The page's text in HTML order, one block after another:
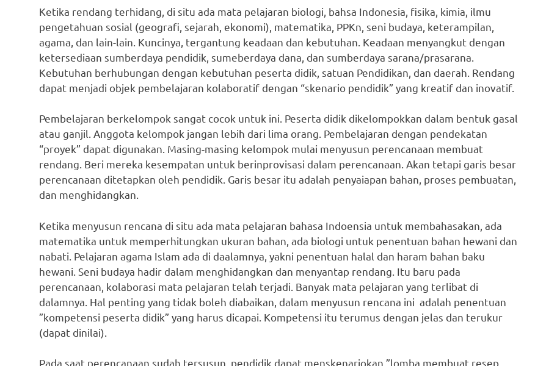
Ketika rendang terhidang, di situ ada mata pelajaran biologi, bahsa Indonesia, fisika, kimia, ilmu
pengetahuan sosial (geografi, sejarah, ekonomi), matematika, PPKn, seni budaya, keterampilan,
agama, dan lain-lain. Kuncinya, tergantung keadaan dan kebutuhan. Keadaan menyangkut dengan
ketersediaan sumberdaya pendidik, sumeberdaya dana, dan sumberdaya sarana/prasarana.
Kebutuhan berhubungan dengan kebutuhan peserta didik, satuan Pendidikan, dan daerah. Rendang
dapat menjadi objek pembelajaran kolaboratif dengan “skenario pendidik” yang kreatif dan inovatif.
Pembelajaran berkelompok sangat cocok untuk ini. Peserta didik dikelompokkan dalam bentuk gasal
atau ganjil. Anggota kelompok jangan lebih dari lima orang. Pembelajaran dengan pendekatan
“proyek” dapat digunakan. Masing-masing kelompok mulai menyusun perencanaan membuat
rendang. Beri mereka kesempatan untuk berinprovisasi dalam perencanaan. Akan tetapi garis besar
perencanaan ditetapkan oleh pendidik. Garis besar itu adalah penyaiapan bahan, proses pembuatan,
dan menghidangkan.
Ketika menyusun rencana di situ ada mata pelajaran bahasa Indoensia untuk membahasakan, ada
matematika untuk memperhitungkan ukuran bahan, ada biologi untuk penentuan bahan hewani dan
nabati. Pelajaran agama Islam ada di daalamnya, yakni penentuan halal dan haram bahan baku
hewani. Seni budaya hadir dalam menghidangkan dan menyantap rendang. Itu baru pada
perencanaan, kolaborasi mata pelajaran telah terjadi. Banyak mata pelajaran yang terlibat di
dalamnya. Hal penting yang tidak boleh diabaikan, dalam menyusun rencana ini adalah penentuan
”kompetensi peserta didik” yang harus dicapai. Kompetensi itu terumus dengan jelas dan terukur
(dapat dinilai).
Pada saat perencanaan sudah tersusun, pendidik dapat menskenariokan ”lomba membuat resep